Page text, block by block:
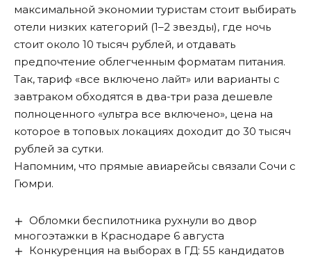
максимальной экономии туристам стоит выбирать
отели низких категорий (1–2 звезды), где ночь
стоит около 10 тысяч рублей, и отдавать
предпочтение облегченным форматам питания.
Так, тариф «все включено лайт» или варианты с
завтраком обходятся в два-три раза дешевле
полноценного «ультра все включено», цена на
которое в топовых локациях доходит до 30 тысяч
рублей за сутки.
Напомним, что прямые авиарейсы связали Сочи с
Гюмри.
Обломки беспилотника рухнули во двор
многоэтажки в Краснодаре 6 августа
Конкуренция на выборах в ГД: 55 кандидатов